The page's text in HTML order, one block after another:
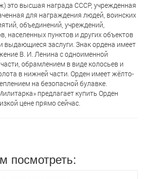
это высшая награда СССР, учрежденная
для награждения людей, воинских
объединений, учреждений,
населенных пунктов и других объектов
выдающиеся заслуги. Знак ордена имеет
В. И. Ленина с одноименной
обрамлением в виде колосьев и
в нижней части. Орден имеет жёлто-
на безопасной булавке.
предлагает кyпить Орден
цене прямо сейчас.
посмотреть: